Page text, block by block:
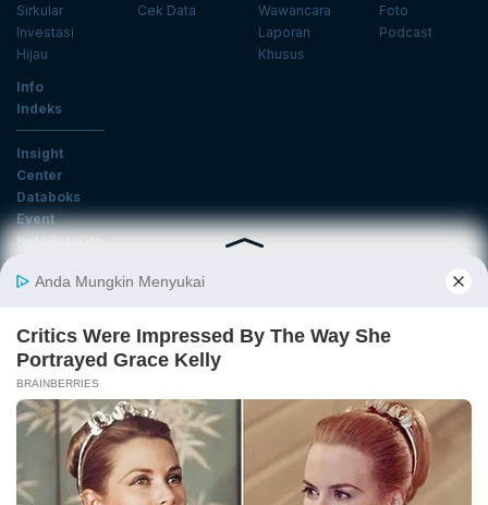
Sirkular
Investasi
Hijau
Cek Data
Wawancara
Laporan
Khusus
Foto
Podcast
Info
Indeks
Insight
Center
Databoks
Event
KatadataOto
Email
Tentang Katadata Advertising
Pedoman Media Siber